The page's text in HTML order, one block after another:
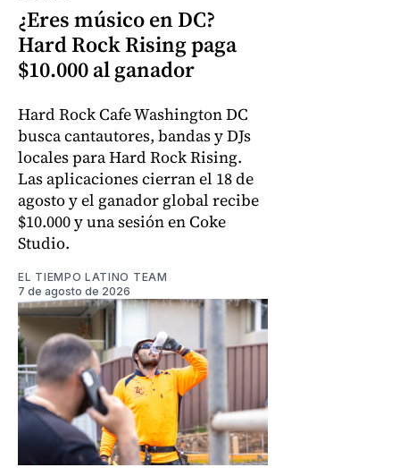
¿Eres músico en DC?
Hard Rock Rising paga
$10.000 al ganador
Hard Rock Cafe Washington DC
busca cantautores, bandas y DJs
locales para Hard Rock Rising.
Las aplicaciones cierran el 18 de
agosto y el ganador global recibe
$10.000 y una sesión en Coke
Studio.
EL TIEMPO LATINO TEAM
7 de agosto de 2026